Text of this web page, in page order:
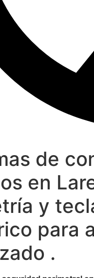
de
en
y
para
.